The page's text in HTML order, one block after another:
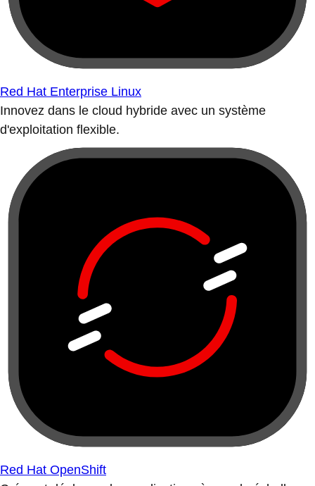
Red Hat Enterprise Linux
Innovez dans le cloud hybride avec un système
d'exploitation flexible.
Red Hat OpenShift